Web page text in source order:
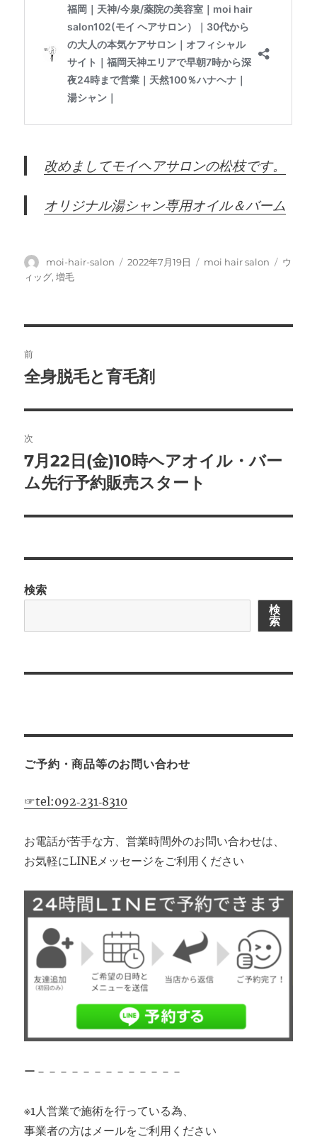
改めましてモイヘアサロンの松枝です。
オリジナル湯シャン専用オイル＆バーム
投
稿
moi-hair-salon
投
2022年7月19日
カ
moi hair salon
タ
ウ
ィッグ,増毛
稿
ビ
ゲ
ー
シ
ン
前
前
投
稿:
全身脱毛と育毛剤
次
次
の
稿:
7月22日(金)10時ヘアオイル・バー
ム先行予約販売スタート
検索
検
索
ご予約・商品等のお問い合わせ
☞tel:092‐231‐8310
お電話が苦手な方、営業時間外のお問い合わせは、
お気軽にLINEメッセージをご利用ください
ー－－－－－－－－－－－－－
※1人営業で施術を行っている為、
事業者の方はメールをご利用ください